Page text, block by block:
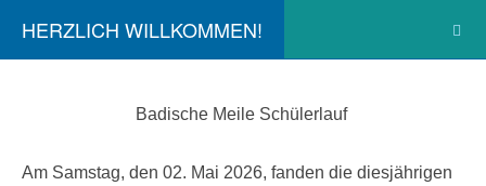
HERZLICH WILLKOMMEN!
Badische Meile Schülerlauf
Am Samstag, den 02. Mai 2026, fanden die diesjährigen